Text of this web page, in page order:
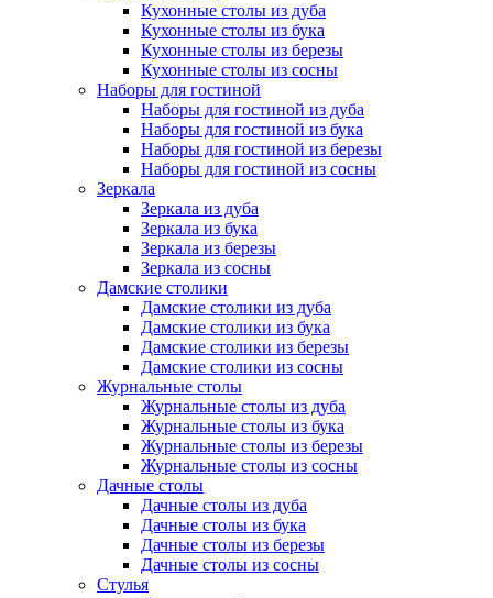
Кухонные столы из дуба
Кухонные столы из бука
Кухонные столы из березы
Кухонные столы из сосны
Наборы для гостиной
Наборы для гостиной из дуба
Наборы для гостиной из бука
Наборы для гостиной из березы
Наборы для гостиной из сосны
Зеркала
Зеркала из дуба
Зеркала из бука
Зеркала из березы
Зеркала из сосны
Дамские столики
Дамские столики из дуба
Дамские столики из бука
Дамские столики из березы
Дамские столики из сосны
Журнальные столы
Журнальные столы из дуба
Журнальные столы из бука
Журнальные столы из березы
Журнальные столы из сосны
Дачные столы
Дачные столы из дуба
Дачные столы из бука
Дачные столы из березы
Дачные столы из сосны
Стулья